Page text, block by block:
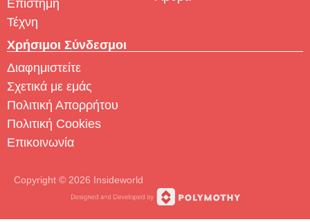
Επιστήμη
Τέχνη
Χρήσιμοι Σύνδεσμοι
Διαφημιστείτε
Σχετικά με εμάς
Πολιτική Απορρήτου
Πολιτική Cookies
Επικοινωνία
Copyright © 2026 Insideworld